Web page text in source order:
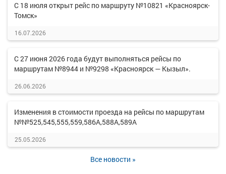
С 18 июля открыт рейс по маршруту №10821 «Красноярск-
Томск»
16.07.2026
С 27 июня 2026 года будут выполняться рейсы по
маршрутам №8944 и №9298 «Красноярск — Кызыл».
26.06.2026
Изменения в стоимости проезда на рейсы по маршрутам
№№525,545,555,559,586А,588А,589А
25.05.2026
Все новости »